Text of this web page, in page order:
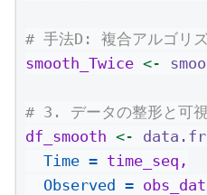
# 手法D: 複合アルゴ
smooth_Twice <-
# 3. データの整形と可
df_smooth <-
Time = time_seq,
Observed =